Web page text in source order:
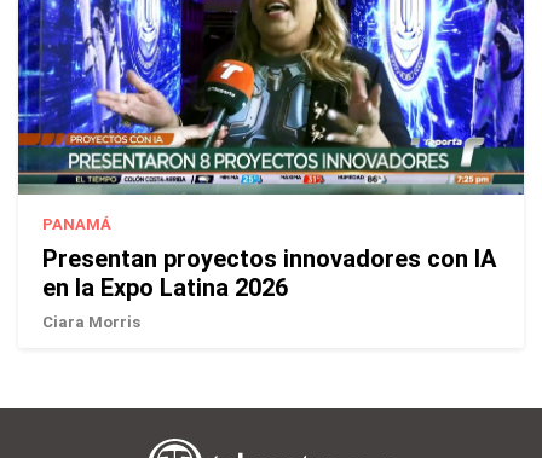
PANAMÁ
Presentan proyectos innovadores con IA
en la Expo Latina 2026
Ciara Morris